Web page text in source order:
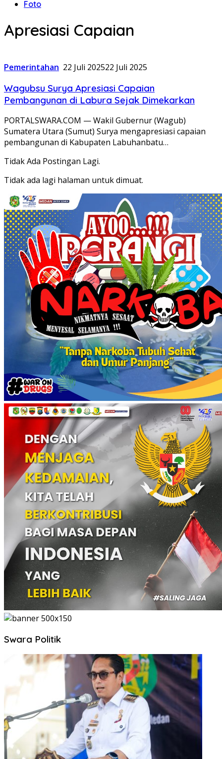
Foto
Apresiasi Capaian
Pemerintahan 22 Juli 202522 Juli 2025
Wagubsu Surya Apresiasi Capaian
Pembangunan di Labura Sejak Dimekarkan
PORTALSWARA.COM — Wakil Gubernur (Wagub)
Sumatera Utara (Sumut) Surya mengapresiasi capaian
pembangunan di Kabupaten Labuhanbatu…
Tidak Ada Postingan Lagi.
Tidak ada lagi halaman untuk dimuat.
Swara Politik